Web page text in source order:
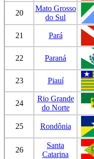
20
Mato Grosso
do Sul
21 Pará
22 Paraná
23 Piauí
24
Rio Grande
do Norte
25 Rondônia
26
Santa
Catarina